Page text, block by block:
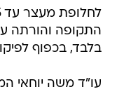
בלבד, בכפוף
עו"ד משה יוחאי